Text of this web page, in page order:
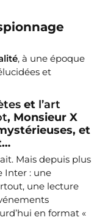
, à une époque
et
et l’art
, Monsieur X
et
Mais depuis plus
Inter : une
une lecture
en format «